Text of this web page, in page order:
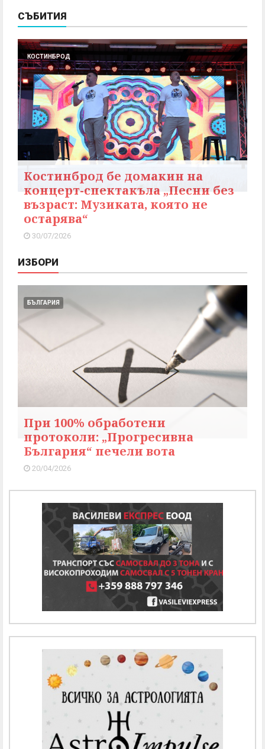
СЪБИТИЯ
КОСТИНБРОД
Костинброд бе домакин на
концерт-спектакъла „Песни без
възраст: Музиката, която не
остарява“
30/07/2026
ИЗБОРИ
БЪЛГАРИЯ
При 100% обработени
протоколи: „Прогресивна
България“ печели вота
20/04/2026